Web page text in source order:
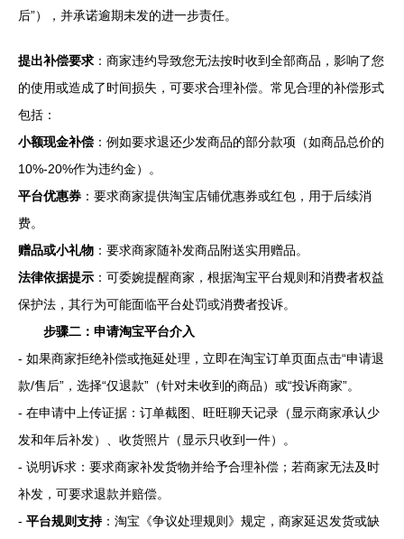
后”），并承诺逾期未发的进一步责任。
提出补偿要求 ：商家违约导致您无法按时收到全部商品，影响了您
的使用或造成了时间损失，可要求合理补偿。常见合理的补偿形式
包括：
小额现金补偿 ：例如要求退还少发商品的部分款项（如商品总价的
10%-20%作为违约金）。
平台优惠券 ：要求商家提供淘宝店铺优惠券或红包，用于后续消
费。
赠品或小礼物 ：要求商家随补发商品附送实用赠品。
法律依据提示 ：可委婉提醒商家，根据淘宝平台规则和消费者权益
保护法，其行为可能面临平台处罚或消费者投诉。
步骤二：申请淘宝平台介入
- 如果商家拒绝补偿或拖延处理，立即在淘宝订单页面点击“申请退
款/售后”，选择“仅退款”（针对未收到的商品）或“投诉商家”。
- 在申请中上传证据：订单截图、旺旺聊天记录（显示商家承认少
发和年后补发）、收货照片（显示只收到一件）。
- 说明诉求：要求商家补发货物并给予合理补偿；若商家无法及时
补发，可要求退款并赔偿。
- 平台规则支持：淘宝《争议处理规则》规定，商家延迟发货或缺